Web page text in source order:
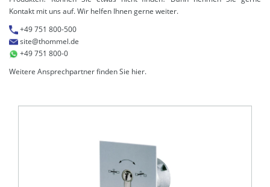
Kontakt mit uns auf. Wir helfen Ihnen gerne weiter.
+49 751 800-500
site@thommel.de
+49 751 800-0
Weitere Ansprechpartner finden Sie hier.